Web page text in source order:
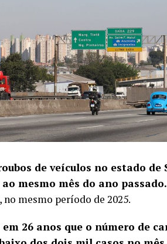
de veículos no estado
mesmo mês do ano passado.
no mesmo período de 2025.
26 anos que o número de